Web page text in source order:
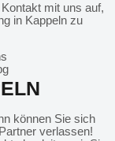
mit uns auf,
in Kappeln zu
können Sie sich
verlassen!